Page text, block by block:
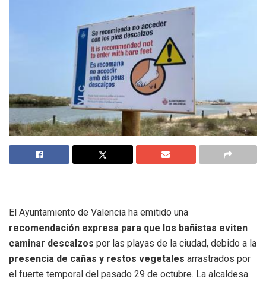
El Ayuntamiento de Valencia ha emitido una
recomendación expresa para que los bañistas eviten
caminar descalzos por las playas de la ciudad, debido a la
presencia de cañas y restos vegetales arrastrados por
el fuerte temporal del pasado 29 de octubre. La alcaldesa